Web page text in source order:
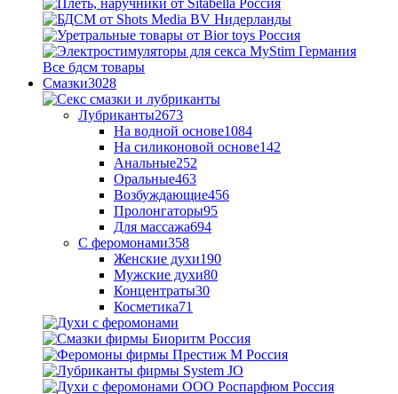
Все бдсм товары
Смазки3028
Лубриканты2673
На водной основе1084
На силиконовой основе142
Анальные252
Оральные463
Возбуждающие456
Пролонгаторы95
Для массажа694
С феромонами358
Женские духи190
Мужские духи80
Концентраты30
Косметика71